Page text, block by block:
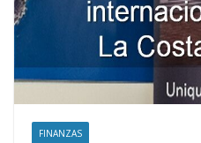
FINANZAS